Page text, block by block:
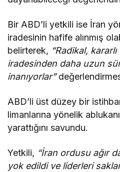
Bir ABD’li yetkili ise İran
iradesinin hafife alınmış
belirterek, “Radikal,
iradesinden daha uzun
inanıyorlar”
ABD’li üst düzey bir
limanlarına yönelik
yarattığını savundu.
Yetkili, “İran ordusu ağır
yok edildi ve liderleri